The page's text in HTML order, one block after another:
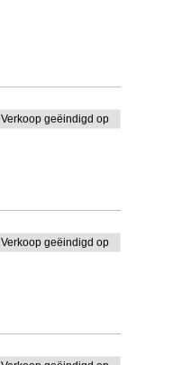
Verkoop geëindigd op
Verkoop geëindigd op